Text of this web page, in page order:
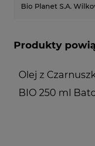
Bio Planet S.A.
Produkty
Olej z
BIO 250 ml